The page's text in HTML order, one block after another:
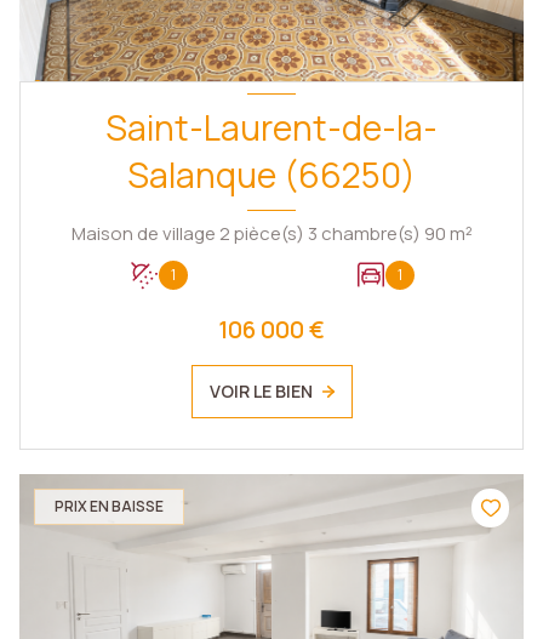
Saint-Laurent-de-la-
Salanque (66250)
Maison de village 2 pièce(s) 3 chambre(s) 90 m²
1 1
106 000 €
VOIR LE BIEN
PRIX EN BAISSE